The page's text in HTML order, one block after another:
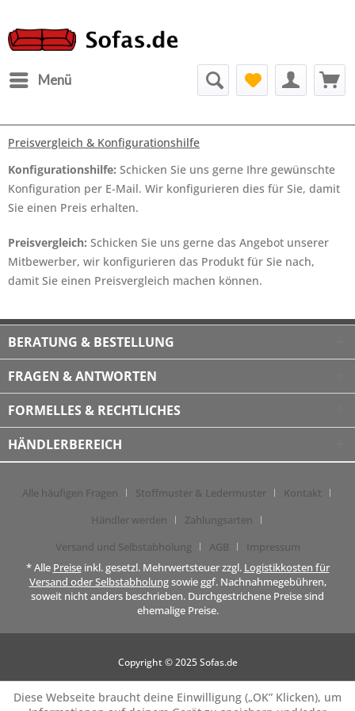
Menü
Preisvergleich & Konfigurationshilfe
Konfigurationshilfe: Schicken Sie uns gerne Ihre gewünschte
Konfiguration per E-Mail. Wir konfigurieren dies für Sie, damit
Sie einen Preis erhalten.
Preisvergleich: Schicken Sie uns gerne das Angebot unserer
Mitbewerber, wir konfigurieren das Produkt für Sie nach,
damit Sie einen Preisvergleich machen können.
BERATUNG & BESTELLUNG
FRAGEN & ANTWORTEN
FORMELLES & RECHTLICHES
HÄNDLERBEREICH
Alle häufigen Fragen Stoffmuster & Ledermuster
Kontakt
Händler werden
Zahlungsarten
Versand und Selbstabholung
AGB
Impressum
* Alle Preiseinkl. gesetzl. Mehrwertsteuer zzgl. Logistikkosten für
Versand oder Selbstabholungsowie ggf. Nachnahmegebühren,
soweit nicht anders beschrieben. Durchgestrichene Preise sind
ehemalige Preise.
Copyright © 2025 Sofas.de
Diese Webseite braucht deine Einwilligung („OK” Klicken), um